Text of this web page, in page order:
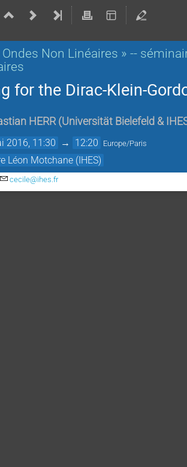
Non Linéaires » --
for the Dirac-Klein-
HERR (Universität Bielefeld &
2016, 11:30 → 12:20 Europe/Paris
Léon Motchane (IHES)
cecile@ihes.fr